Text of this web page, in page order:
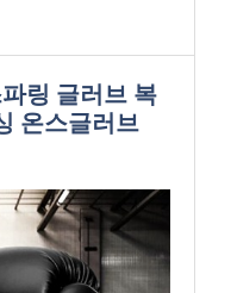
링 글러브 복
온스글러브